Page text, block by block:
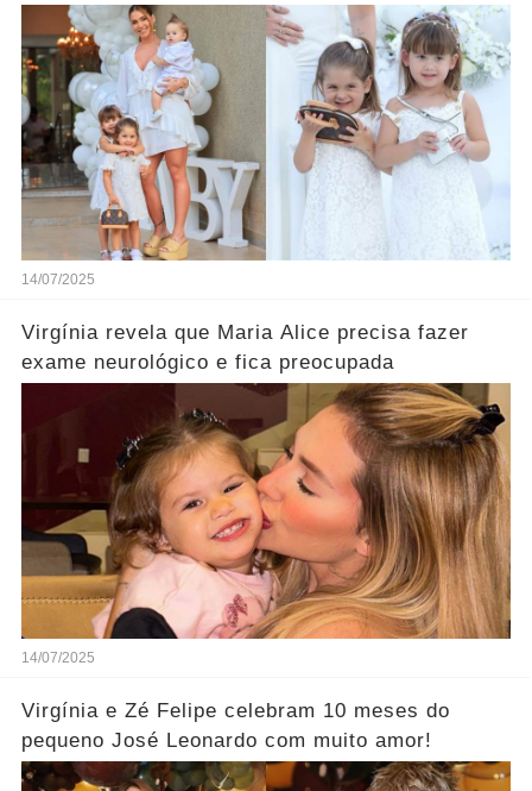
fotos
14/07/2025
Virgínia revela que Maria Alice precisa fazer
exame neurológico e fica preocupada
14/07/2025
Virgínia e Zé Felipe celebram 10 meses do
pequeno José Leonardo com muito amor!